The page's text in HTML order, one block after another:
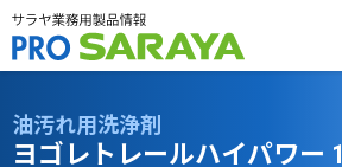
油汚れ用洗浄剤
ヨゴレトレールハイパワー